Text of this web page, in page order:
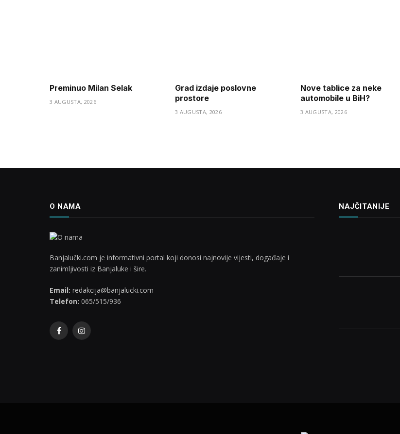
Preminuo Milan Selak
3 AUGUSTA, 2026
Grad izdaje poslovne
prostore
3 AUGUSTA, 2026
Nove tablice za neke
automobile u BiH?
3 AUGUSTA, 2026
O NAMA
Banjalučki.com je informativni portal koji donosi najnovije vijesti, događaje i
zanimljivosti iz Banjaluke i šire.
Email: redakcija@banjalucki.com
Telefon: 065/515/936
FacebookInstagram
NAJČITANIJE